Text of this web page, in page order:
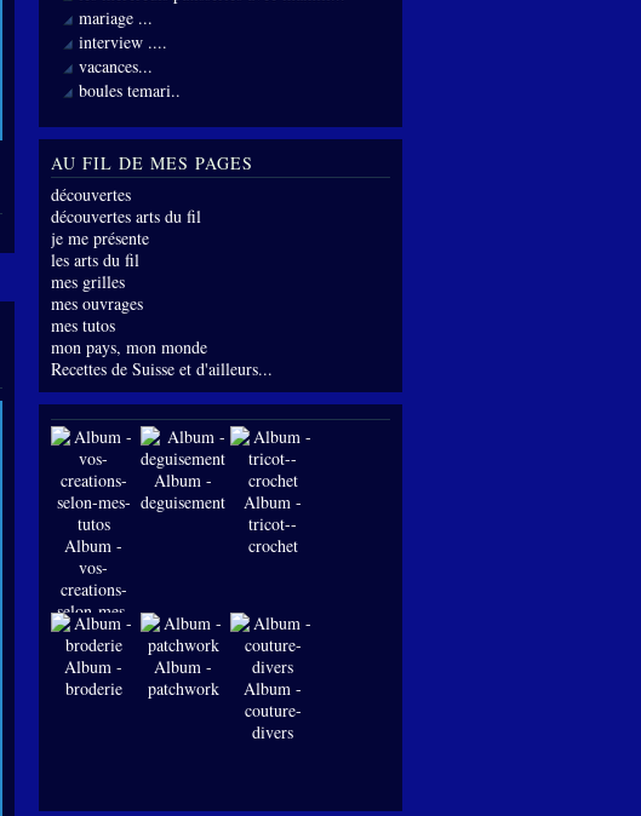
mariage ...
interview ....
vacances...
boules temari..
AU FIL DE MES PAGES
découvertes
découvertes arts du fil
je me présente
les arts du fil
mes grilles
mes ouvrages
mes tutos
mon pays, mon monde
Recettes de Suisse et d'ailleurs...
Album -
vos-
creations-
selon-mes-
tutos
Album -
deguisements
Album -
tricot--
crochet
Album -
broderie
Album -
patchwork
Album -
couture-
divers